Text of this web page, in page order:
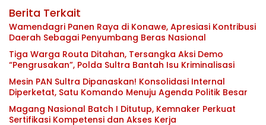
Berita Terkait
Wamendagri Panen Raya di Konawe, Apresiasi Kontribusi
Daerah Sebagai Penyumbang Beras Nasional
Tiga Warga Routa Ditahan, Tersangka Aksi Demo
“Pengrusakan”, Polda Sultra Bantah Isu Kriminalisasi
Mesin PAN Sultra Dipanaskan! Konsolidasi Internal
Diperketat, Satu Komando Menuju Agenda Politik Besar
Magang Nasional Batch I Ditutup, Kemnaker Perkuat
Sertifikasi Kompetensi dan Akses Kerja